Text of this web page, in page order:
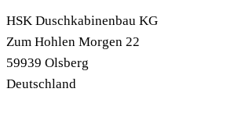
HSK Duschkabinenbau KG
Zum Hohlen Morgen 22
59939 Olsberg
Deutschland